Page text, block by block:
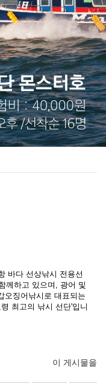
바다 선상낚시 전용선
께하고 있으며, 광어 및
오징어낚시로 대표되는
최고의 낚시 선단'입니
이 게시물을